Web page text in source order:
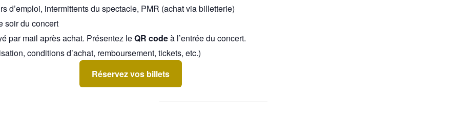
d’emploi, intermittents du spectacle, PMR (achat via billetterie)
soir du concert
par mail après achat. Présentez leQR codeà l’entrée du concert.
conditions d’achat, remboursement, tickets, etc.)
Réservez vos billets